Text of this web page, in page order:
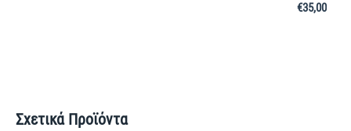
€35,00
Σχετικά Προϊόντα